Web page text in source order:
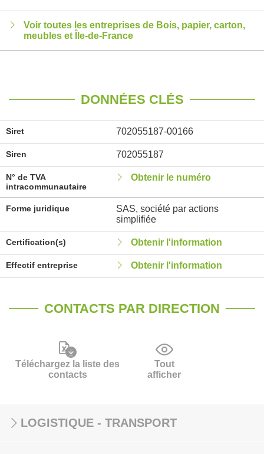
Voir toutes les entreprises de Bois, papier, carton,
meubles et Île-de-France
DONNÉES CLÉS
Siret 702055187-00166
Siren 702055187
N° de TVA
intracommunautaire
Obtenir le numéro
Forme juridique
SAS, société par actions
simplifiée
Certification(s) Obtenir l'information
Effectif entreprise Obtenir l'information
CONTACTS PAR DIRECTION
Téléchargez la liste des
contacts
Tout
afficher
LOGISTIQUE - TRANSPORT